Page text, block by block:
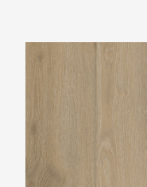
Belakos Rustico 20